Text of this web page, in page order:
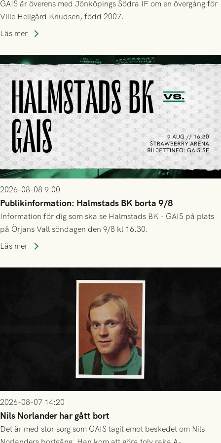
GAIS är överens med Jönköpings Södra IF om en övergång för
Ville Hellgård Knudsen, född 2007.
Läs mer
2026-08-08 9:00
Publikinformation: Halmstads BK borta 9/8
Information för dig som ska se Halmstads BK - GAIS på plats
på Örjans Vall söndagen den 9/8 kl 16.30.
Läs mer
2026-08-07 14:20
Nils Norlander har gått bort
Det är med stor sorg som GAIS tagit emot beskedet om Nils